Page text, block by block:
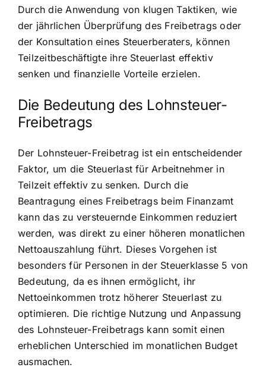
Durch die Anwendung von klugen Taktiken, wie
der jährlichen Überprüfung des Freibetrags oder
der Konsultation eines Steuerberaters, können
Teilzeitbeschäftigte ihre Steuerlast effektiv
senken und finanzielle Vorteile erzielen.
Die Bedeutung des Lohnsteuer-
Freibetrags
Der Lohnsteuer-Freibetrag ist ein entscheidender
Faktor, um die Steuerlast für Arbeitnehmer in
Teilzeit effektiv zu senken. Durch die
Beantragung eines Freibetrags beim Finanzamt
kann das zu versteuernde Einkommen reduziert
werden, was direkt zu einer höheren monatlichen
Nettoauszahlung führt. Dieses Vorgehen ist
besonders für Personen in der Steuerklasse 5 von
Bedeutung, da es ihnen ermöglicht, ihr
Nettoeinkommen trotz höherer Steuerlast zu
optimieren. Die richtige Nutzung und Anpassung
des Lohnsteuer-Freibetrags kann somit einen
erheblichen Unterschied im monatlichen Budget
ausmachen.